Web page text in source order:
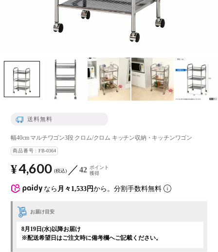
送料無料
幅40cm マルチワゴン3段 クロム/クロム キッチン収納・キッチンワゴン
商品番号 FB-0364
なら 月々1,533円から。分割手数料無料
¥4,600 税込 42 ポイント
獲得
お届け目安
8月19日(水)以降お届け
※配送希望日はご注文時に備考欄へご記載ください。